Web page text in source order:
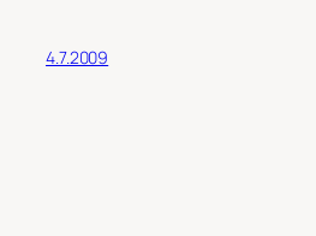
4.7.2009